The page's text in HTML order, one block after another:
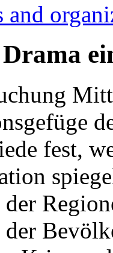
and
fest,